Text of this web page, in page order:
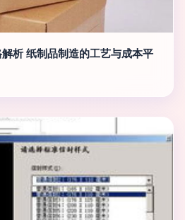
析 纸制品制造的工艺与成本平